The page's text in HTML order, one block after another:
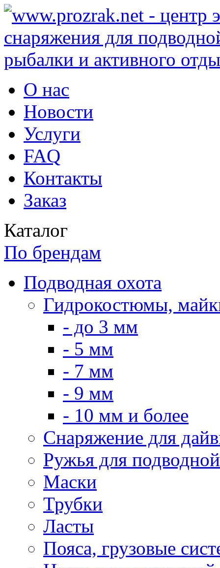
О нас
Новости
Услуги
FAQ
Контакты
Заказ
Каталог
По брендам
Подводная охота
Гидрокостюмы,
- до 3 мм
- 5 мм
- 7 мм
- 9 мм
- 10 мм и более
Снаряжение для
Ружья для
Маски
Трубки
Ласты
Пояса, грузовые